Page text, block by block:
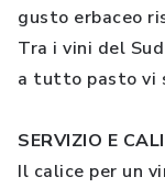
gusto erbaceo
Tra i vini del
a tutto pasto vi
SERVIZIO E
Il calice per un